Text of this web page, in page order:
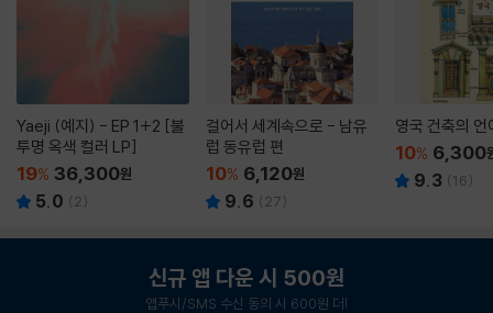
Yaeji (예지) - EP 1+2 [불
투명 옥색 컬러 LP]
19% 36,300원
5.0 ( 2)
걸어서 세계속으로 - 남유
럽 동유럽 편
10% 6,120원
9.6 ( 27)
영국 건축의 언
10% 6,300
9.3 (16)
신규 앱 다운 시 500원
앱푸시/SMS 수신 동의 시 600원 더!